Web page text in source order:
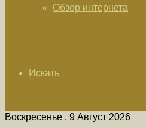
Обзор интернета
Искать
Воскресенье , 9 Август 2026